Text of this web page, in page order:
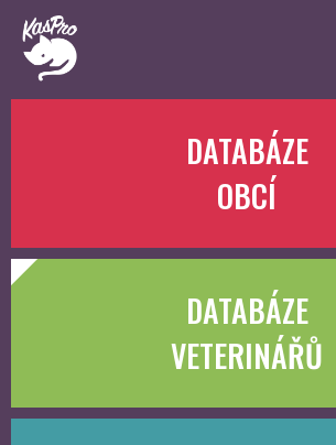
DATABÁZE
OBCÍ
DATABÁZE
VETERINÁŘŮ